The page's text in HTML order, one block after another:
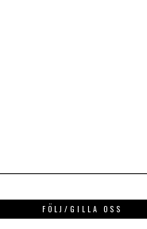
FÖLJ/GILLA OSS